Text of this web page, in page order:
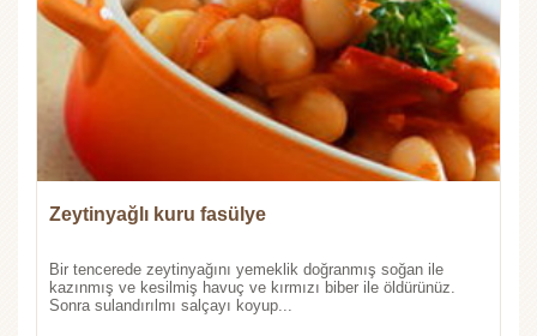
Zeytinyağlı kuru fasülye
Bir tencerede zeytinyağını yemeklik doğranmış soğan ile
kazınmış ve kesilmiş havuç ve kırmızı biber ile öldürünüz.
Sonra sulandırılmı salçayı koyup...